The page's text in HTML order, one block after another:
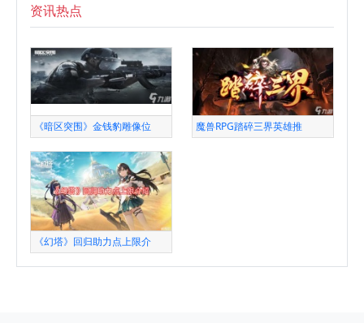
资讯热点
《暗区突围》金钱豹雕像位 魔兽RPG踏碎三界英雄推
《幻塔》回归助力点上限介